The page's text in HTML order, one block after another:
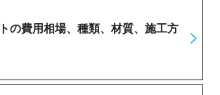
の費用相場、種類、材質、施工方